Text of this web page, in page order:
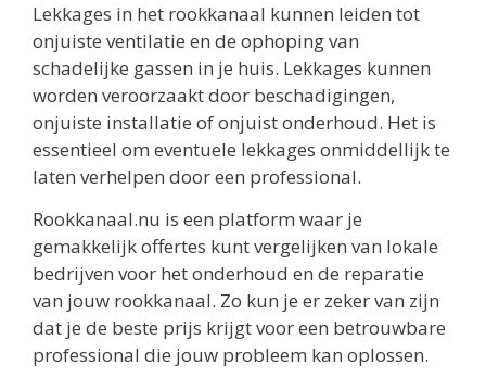
Lekkages in het rookkanaal kunnen leiden tot
onjuiste ventilatie en de ophoping van
schadelijke gassen in je huis. Lekkages kunnen
worden veroorzaakt door beschadigingen,
onjuiste installatie of onjuist onderhoud. Het is
essentieel om eventuele lekkages onmiddellijk te
laten verhelpen door een professional.
Rookkanaal.nu is een platform waar je
gemakkelijk offertes kunt vergelijken van lokale
bedrijven voor het onderhoud en de reparatie
van jouw rookkanaal. Zo kun je er zeker van zijn
dat je de beste prijs krijgt voor een betrouwbare
professional die jouw probleem kan oplossen.